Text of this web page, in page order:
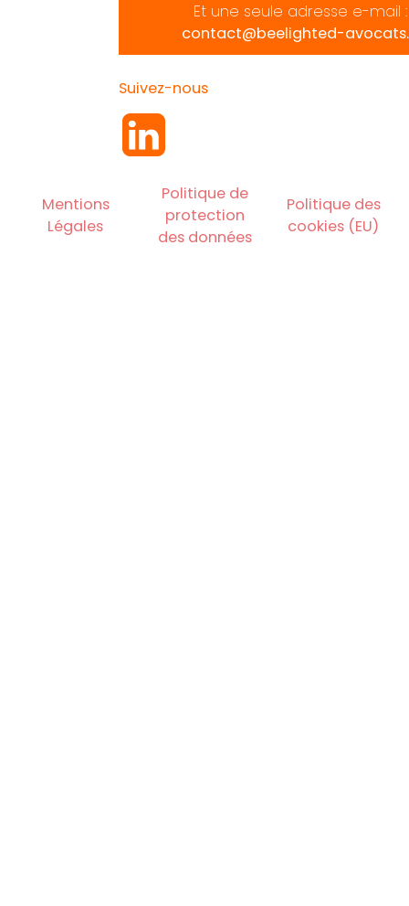
Et une seule adresse e-mail :
contact@beelighted-
Suivez-nous
Mentions
Légales
Politique de
protection
des données
Politique des
cookies (EU)